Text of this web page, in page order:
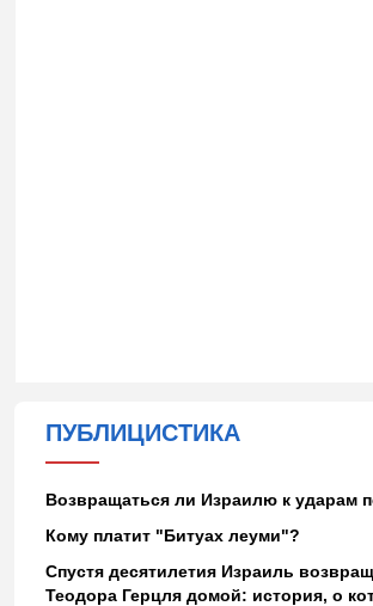
ПУБЛИЦИСТИКА
Возвращаться ли Израилю к ударам
Кому платит "Битуах леуми"?
Спустя десятилетия Израиль
Теодора Герцля домой: история, о